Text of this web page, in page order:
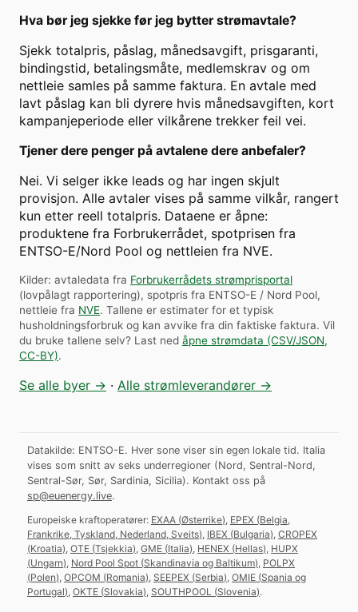
Hva bør jeg sjekke før jeg bytter strømavtale?
Sjekk totalpris, påslag, månedsavgift, prisgaranti,
bindingstid, betalingsmåte, medlemskrav og om
nettleie samles på samme faktura. En avtale med
lavt påslag kan bli dyrere hvis månedsavgiften, kort
kampanjeperiode eller vilkårene trekker feil vei.
Tjener dere penger på avtalene dere anbefaler?
Nei. Vi selger ikke leads og har ingen skjult
provisjon. Alle avtaler vises på samme vilkår, rangert
kun etter reell totalpris. Dataene er åpne:
produktene fra Forbrukerrådet, spotprisen fra
ENTSO-E/Nord Pool og nettleien fra NVE.
Kilder: avtaledata fra Forbrukerrådets strømprisportal
(lovpålagt rapportering), spotpris fra ENTSO-E / Nord Pool,
nettleie fra NVE. Tallene er estimater for et typisk
husholdningsforbruk og kan avvike fra din faktiske faktura. Vil
du bruke tallene selv? Last ned åpne strømdata (CSV/JSON,
CC-BY).
Se alle byer → · Alle strømleverandører →
Datakilde: ENTSO-E. Hver sone viser sin egen lokale tid. Italia
vises som snitt av seks underregioner (Nord, Sentral-Nord,
Sentral-Sør, Sør, Sardinia, Sicilia). Kontakt oss på
sp@euenergy.live.
Europeiske kraftoperatører: EXAA (Østerrike), EPEX (Belgia,
Frankrike, Tyskland, Nederland, Sveits), IBEX (Bulgaria), CROPEX
(Kroatia), OTE (Tsjekkia), GME (Italia), HENEX (Hellas), HUPX
(Ungarn), Nord Pool Spot (Skandinavia og Baltikum), POLPX
(Polen), OPCOM (Romania), SEEPEX (Serbia), OMIE (Spania og
Portugal), OKTE (Slovakia), SOUTHPOOL (Slovenia).